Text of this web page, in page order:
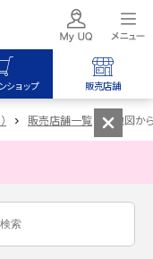
ショップ 販売店舗
販売店舗一覧 地図か